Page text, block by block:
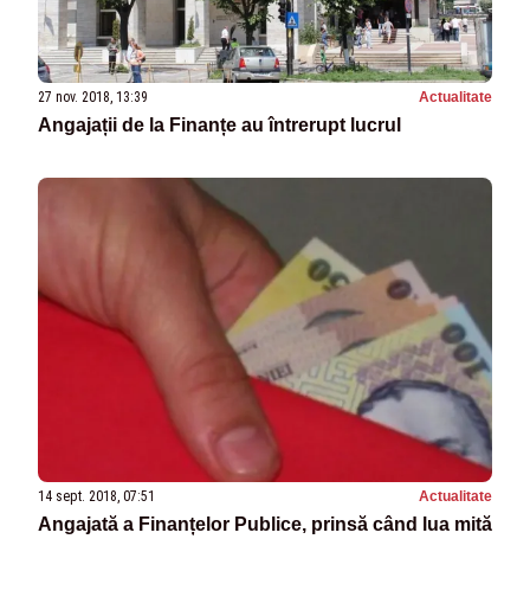
27 nov. 2018, 13:39 Actualitate
Angajații de la Finanțe au întrerupt lucrul
14 sept. 2018, 07:51 Actualitate
Angajată a Finanțelor Publice, prinsă când lua mită